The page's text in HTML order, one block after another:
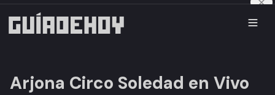
Arjona Circo Soledad en Vivo